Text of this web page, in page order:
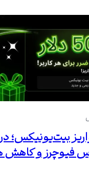
بیت‌یونیکس؛
فیوچرز و